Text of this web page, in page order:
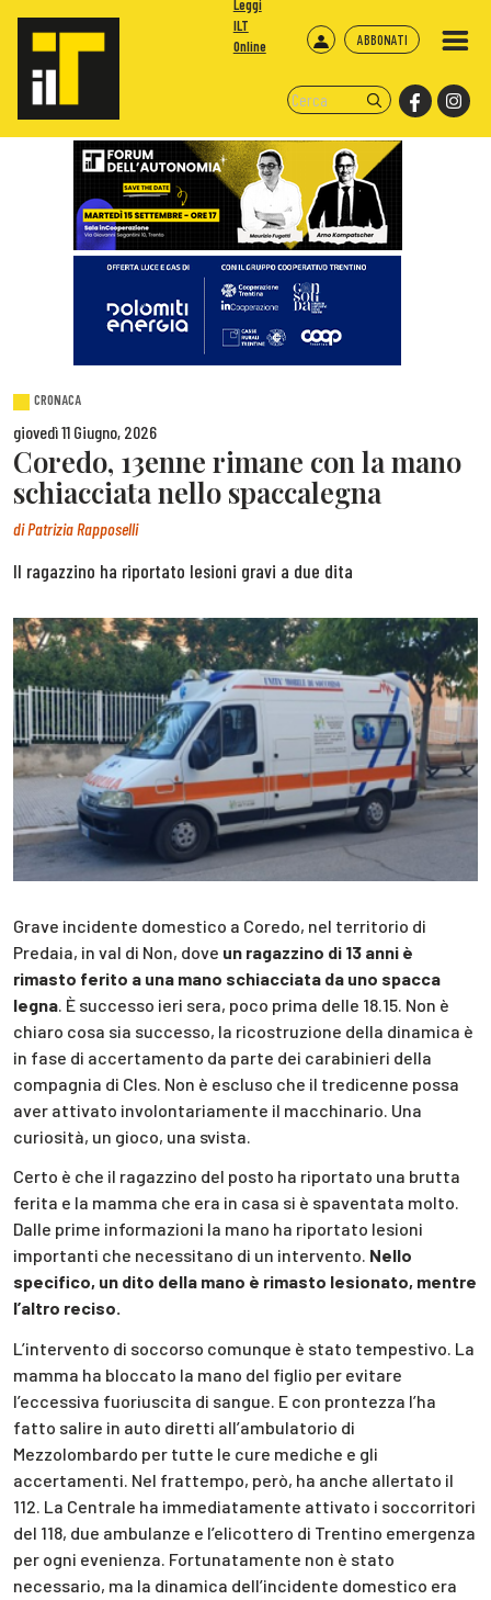
ABBONATI
Leggi
ILT
Online
CRONACA
giovedì 11 Giugno, 2026
Coredo, 13enne rimane con la mano
schiacciata nello spaccalegna
diPatrizia Rapposelli
Il ragazzino ha riportato lesioni gravi a due dita
Grave incidente domestico a Coredo, nel territorio di
Predaia, in val di Non, dove un ragazzino di 13 anni è
rimasto ferito a una mano schiacciata da uno spacca
legna . È successo ieri sera, poco prima delle 18.15. Non è
chiaro cosa sia successo, la ricostruzione della dinamica è
in fase di accertamento da parte dei carabinieri della
compagnia di Cles. Non è escluso che il tredicenne possa
aver attivato involontariamente il macchinario. Una
curiosità, un gioco, una svista.
Certo è che il ragazzino del posto ha riportato una brutta
ferita e la mamma che era in casa si è spaventata molto.
Dalle prime informazioni la mano ha riportato lesioni
importanti che necessitano di un intervento. Nello
specifico, un dito della mano è rimasto lesionato, mentre
l’altro reciso.
L’intervento di soccorso comunque è stato tempestivo. La
mamma ha bloccato la mano del figlio per evitare
l’eccessiva fuoriuscita di sangue. E con prontezza l’ha
fatto salire in auto diretti all’ambulatorio di
Mezzolombardo per tutte le cure mediche e gli
accertamenti. Nel frattempo, però, ha anche allertato il
112. La Centrale ha immediatamente attivato i soccorritori
del 118, due ambulanze e l’elicottero di Trentino emergenza
per ogni evenienza. Fortunatamente non è stato
necessario, ma la dinamica dell’incidente domestico era